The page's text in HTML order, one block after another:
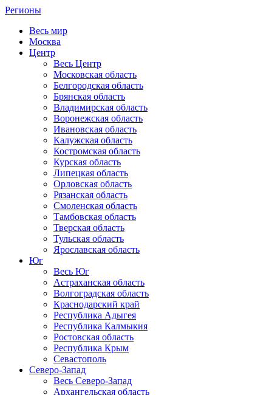
Регионы
Весь мир
Москва
Центр
Весь Центр
Московская область
Белгородская область
Брянская область
Владимирская область
Воронежская область
Ивановская область
Калужская область
Костромская область
Курская область
Липецкая область
Орловская область
Рязанская область
Смоленская область
Тамбовская область
Тверская область
Тульская область
Ярославская область
Юг
Весь Юг
Астраханская область
Волгоградская область
Краснодарский край
Республика Адыгея
Республика Калмыкия
Ростовская область
Республика Крым
Севастополь
Северо-Запад
Весь Северо-Запад
Архангельская область